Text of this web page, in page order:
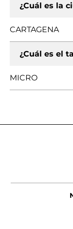
¿Cuál es la
CARTAGENA
¿Cuál es el
MICRO